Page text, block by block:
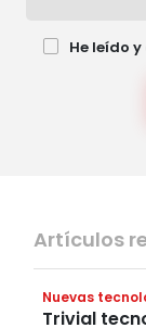
He leído
Artículos
Nuevas
Trivial